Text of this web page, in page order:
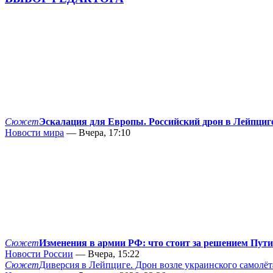
СюжетЭскалация для Европы. Российский дрон в
Новости мира — Вчера, 17:10
СюжетИзменения в армии РФ: что стоит за решением
Новости России — Вчера, 15:22
СюжетДиверсия в Лейпциге. Дрон возле украинского